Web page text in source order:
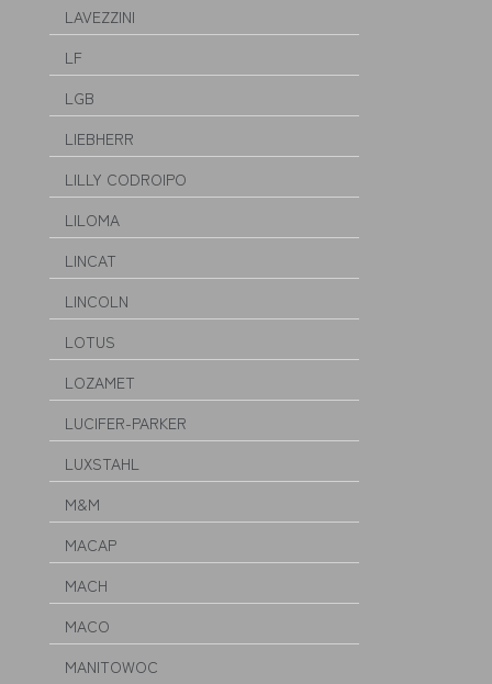
LAVEZZINI
LF
LGB
LIEBHERR
LILLY CODROIPO
LILOMA
LINCAT
LINCOLN
LOTUS
LOZAMET
LUCIFER-PARKER
LUXSTAHL
M&M
MACAP
MACH
MACO
MANITOWOC